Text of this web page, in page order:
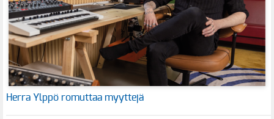
Herra Ylppö romuttaa myyttejä